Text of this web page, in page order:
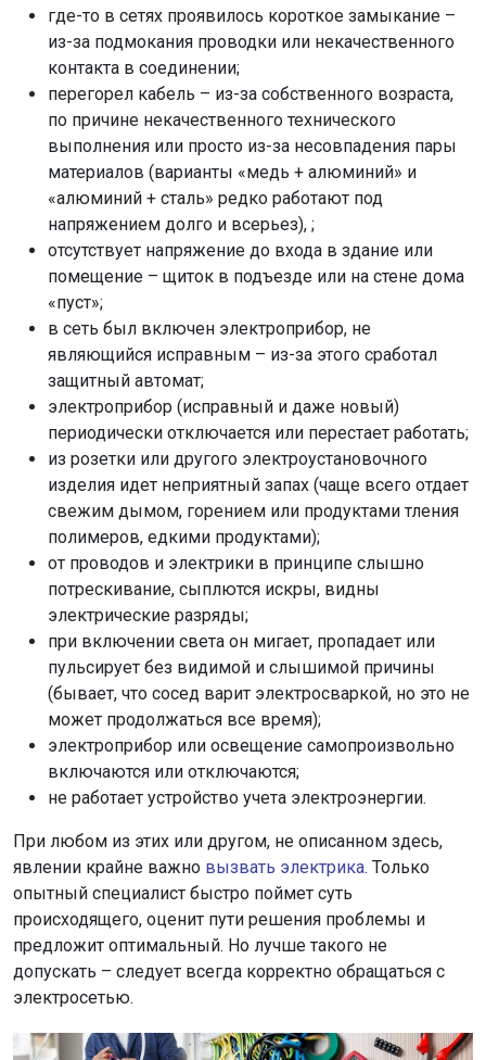
где-то в сетях проявилось короткое замыкание –
из-за подмокания проводки или некачественного
контакта в соединении;
перегорел кабель – из-за собственного возраста,
по причине некачественного технического
выполнения или просто из-за несовпадения пары
материалов (варианты «медь + алюминий» и
«алюминий + сталь» редко работают под
напряжением долго и всерьез), ;
отсутствует напряжение до входа в здание или
помещение – щиток в подъезде или на стене дома
«пуст»;
в сеть был включен электроприбор, не
являющийся исправным – из-за этого сработал
защитный автомат;
электроприбор (исправный и даже новый)
периодически отключается или перестает работать;
из розетки или другого электроустановочного
изделия идет неприятный запах (чаще всего отдает
свежим дымом, горением или продуктами тления
полимеров, едкими продуктами);
от проводов и электрики в принципе слышно
потрескивание, сыплются искры, видны
электрические разряды;
при включении света он мигает, пропадает или
пульсирует без видимой и слышимой причины
(бывает, что сосед варит электросваркой, но это не
может продолжаться все время);
электроприбор или освещение самопроизвольно
включаются или отключаются;
не работает устройство учета электроэнергии.
При любом из этих или другом, не описанном здесь,
явлении крайне важно вызвать электрика. Только
опытный специалист быстро поймет суть
происходящего, оценит пути решения проблемы и
предложит оптимальный. Но лучше такого не
допускать – следует всегда корректно обращаться с
электросетью.